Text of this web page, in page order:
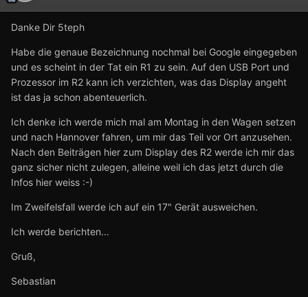
Danke Dir 5teph
Habe die genaue Bezeichnung nochmal bei Google eingegeben
und es scheint in der Tat ein R1 zu sein. Auf den USB Port und
Prozessor im R2 kann ich verzichten, was das Display angeht
ist das ja schon abenteuerlich.
Ich denke ich werde mich mal am Montag in den Wagen setzen
und nach Hannover fahren, um mir das Teil vor Ort anzusehen.
Nach den Beiträgen hier zum Display des R2 werde ich mir das
ganz sicher nicht zulegen, alleine weil ich das jetzt durch die
Infos hier weiss :-)
Im Zweifelsfall werde ich auf ein 17" Gerät ausweichen.
Ich werde berichten...
Gruß,
Sebastian